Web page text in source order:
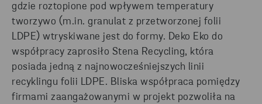
gdzie roztopione pod wpływem temperatury
tworzywo (m.in. granulat z przetworzonej folii
LDPE) wtryskiwane jest do formy. Deko Eko do
współpracy zaprosiło Stena Recycling, która
posiada jedną z najnowocześniejszych linii
recyklingu folii LDPE. Bliska współpraca pomiędzy
firmami zaangażowanymi w projekt pozwoliła na